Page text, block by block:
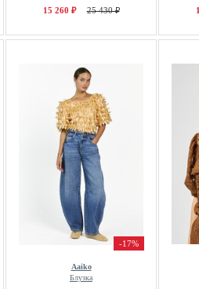
15 260 ₽ 25 430 ₽
-17%
Aaiko
Блузка